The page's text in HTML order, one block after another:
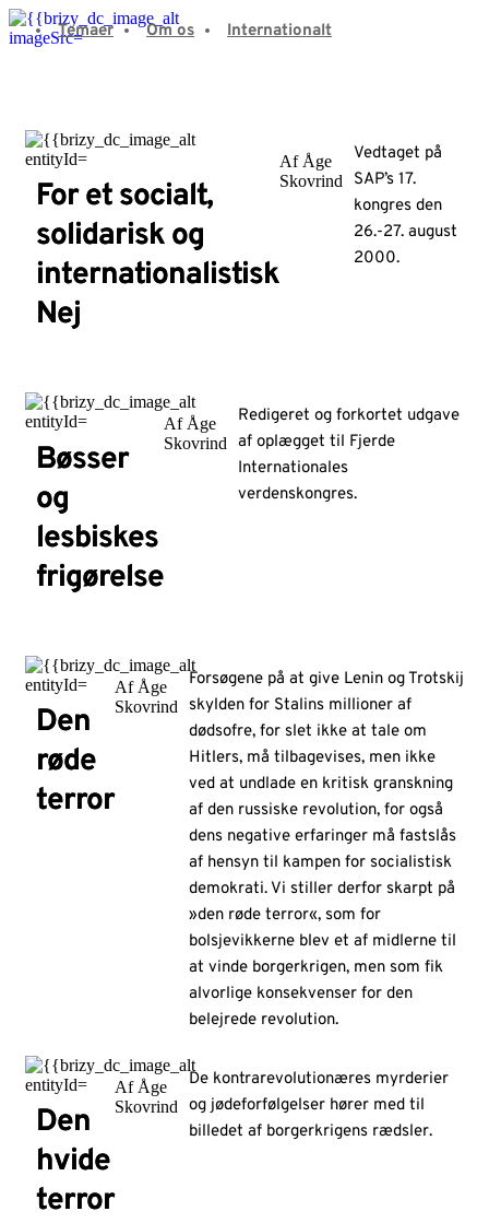
Fortsæt
til
Temaer Om os Internationalt
For et socialt,
solidarisk og
internationalistisk
Nej
Af Åge
Skovrind
Vedtaget på
SAP’s 17.
kongres den
26.-27. august
2000.
Bøsser
og
lesbiskes
frigørelse
Af Åge
Skovrind
Redigeret og forkortet udgave
af oplægget til Fjerde
Internationales
verdenskongres.
Den
røde
terror
Af Åge
Skovrind
Forsøgene på at give Lenin og Trotskij
skylden for Stalins millioner af
dødsofre, for slet ikke at tale om
Hitlers, må tilbagevises, men ikke
ved at undlade en kritisk granskning
af den russiske revolution, for også
dens negative erfaringer må fastslås
af hensyn til kampen for socialistisk
demokrati. Vi stiller derfor skarpt på
»den røde terror«, som for
bolsjevikkerne blev et af midlerne til
at vinde borgerkrigen, men som fik
alvorlige konsekvenser for den
belejrede revolution.
Den
hvide
terror
Af Åge
Skovrind
De kontrarevolutionæres myrderier
og jødeforfølgelser hører med til
billedet af borgerkrigens rædsler.